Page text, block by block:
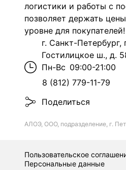
логистики и работы с
позволяет держать
уровне для покупателей!
г. Санкт-Петербург,
Гостилицкое ш., д.
Пн-Вс 09:00-21:00
8 (812) 779-11-79
Поделиться
АЛОЭ, ООО, подразделение, г.
Пользовательское
Персональные данные